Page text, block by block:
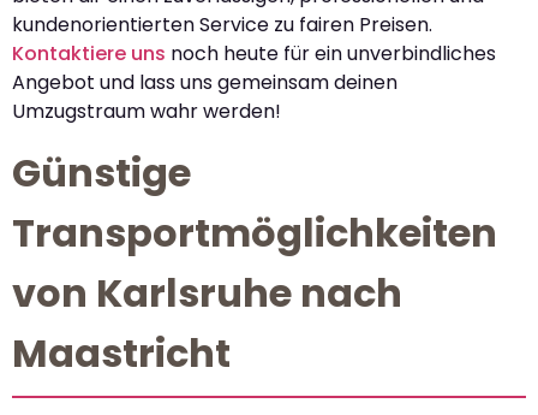
kundenorientierten Service zu fairen Preisen.
Kontaktiere uns noch heute für ein unverbindliches
Angebot und lass uns gemeinsam deinen
Umzugstraum wahr werden!
Günstige
Transportmöglichkeiten
von Karlsruhe nach
Maastricht